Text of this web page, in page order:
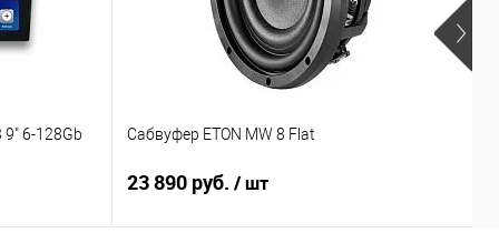
9" 6-128Gb Сабвуфер ETON MW 8 Flat
23 890 руб. / шт